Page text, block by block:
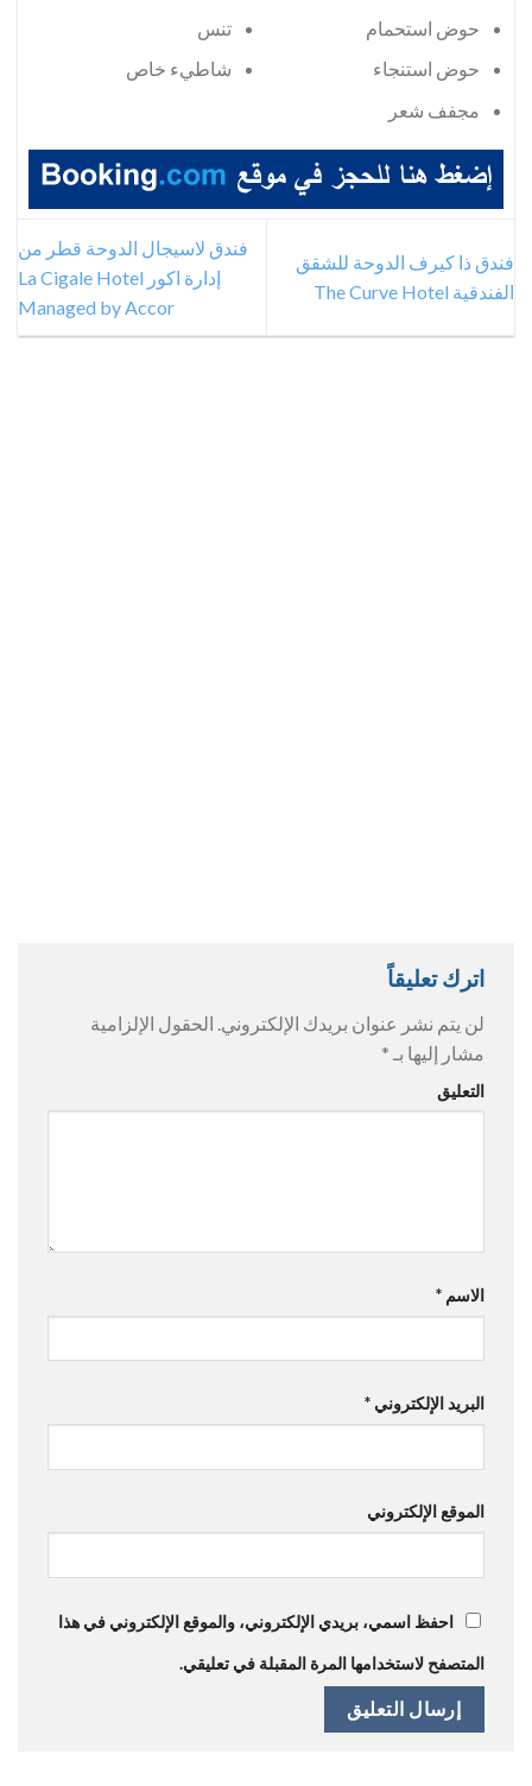
حوض استحمام
حوض استنجاء
مجفف شعر
تنس
شاطيء خاص
فندق ذا كيرف الدوحة للشقق
الفندقية The Curve Hotel
فندق لاسيجال الدوحة قطر من
إدارة اكور La Cigale Hotel
Managed by Accor
اترك تعليقاً
لن يتم نشر عنوان بريدك الإلكتروني. الحقول الإلزامية
مشار إليها بـ *
التعليق
الاسم *
البريد الإلكتروني *
الموقع الإلكتروني
احفظ اسمي، بريدي الإلكتروني، والموقع الإلكتروني في هذا
المتصفح لاستخدامها المرة المقبلة في تعليقي.